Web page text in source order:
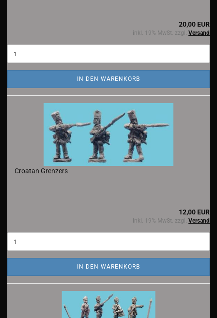
20,00 EUR
inkl. 19% MwSt. zzgl. Versand
IN DEN WARENKORB
Croatan Grenzers
12,00 EUR
inkl. 19% MwSt. zzgl. Versand
IN DEN WARENKORB